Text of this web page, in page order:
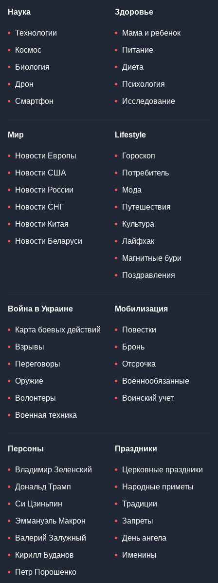
Наука
Технологии
Космос
Биология
Дрон
Смартфон
Здоровье
Мама и ребенок
Питание
Диета
Психология
Исследование
Мир
Новости Европы
Новости США
Новости России
Новости СНГ
Новости Китая
Новости Беларуси
Lifestyle
Гороскоп
Потребитель
Мода
Путешествия
Культура
Лайфхак
Магнитные бури
Поздравления
Война в Украине
Карта боевых действий
Взрывы
Переговоры
Оружие
Волонтеры
Военная техника
Мобилизация
Повестки
Бронь
Отсрочка
Военнообязанные
Воинский учет
Персоны
Владимир Зеленский
Дональд Трамп
Си Цзиньпин
Эммануэль Макрон
Валерий Залужный
Кирилл Буданов
Петр Порошенко
Праздники
Церковные праздники
Народные приметы
Традиции
Запреты
День ангела
Именины